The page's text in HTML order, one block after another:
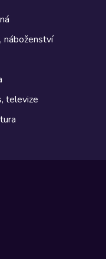
náboženství
televize